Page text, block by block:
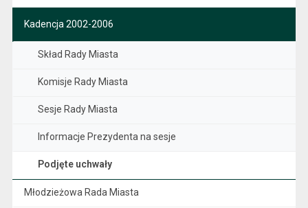
Kadencja 2002-2006
Skład Rady Miasta
Komisje Rady Miasta
Sesje Rady Miasta
Informacje Prezydenta na sesje
Podjęte uchwały
Młodzieżowa Rada Miasta